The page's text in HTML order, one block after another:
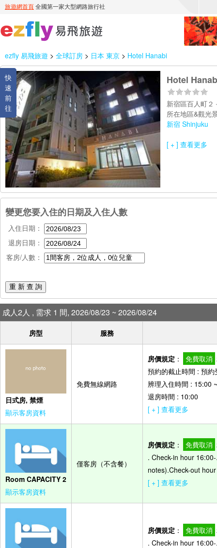
ezfly 易飛旅遊 > 全球訂房 > 日本 東京 > Hotel Hanabi
快
速
前
往
Hotel
新宿區百人町
所在地區&觀光
新宿 Shinjuku
[ + ] 查看更多
變更您要入住的日期及入住人數
入住日期：
退房日期：
客房/人數：
重 新 查 詢
成人2人 , 需求 1 間, 2026/08/23 ~ 2026/08/24
房型 服務
日式房, 禁煙
顯示客房資料
免費無線網路
房價規定 ： 免費取消
預約的截止時間 : 預
辨理入住時間 : 15:00
退房時間 : 10:00
[ + ] 查看更多
Room CAPACITY 2
顯示客房資料
僅客房（不含餐）
房價規定 ： 免費取消
. Check-in hour
notes).Check-out
[ + ] 查看更多
房價規定 ： 免費取消
. Check-in hour